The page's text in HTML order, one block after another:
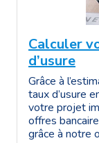
Calculer
d’usure
Grâce à
taux d’usure
votre projet
offres
grâce à notre